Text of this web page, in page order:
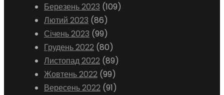
Березень 2023 (109)
Лютий 2023 (86)
Січень 2023 (99)
Грудень 2022 (80)
Листопад 2022 (89)
Жовтень 2022 (99)
Вересень 2022 (91)